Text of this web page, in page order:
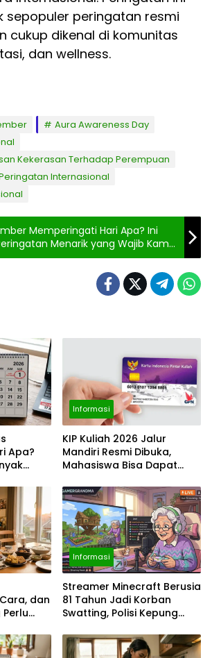
sepopuler peringatan resmi
cukup dikenal di komunitas
dan wellness.
Aura Awareness Day
Kekerasan Terhadap Perempuan
Internasional
Memperingati Hari Apa? Ini
Menarik yang Wajib Kamu
Apa?
Hari
Informasi
KIP Kuliah 2026 Jalur
Mandiri Resmi Dibuka,
Mahasiswa Bisa Dapat
per Bulan
dan
Informasi
Streamer Minecraft Berusia
81 Tahun Jadi Korban
Swatting, Polisi Kepung
Langsung